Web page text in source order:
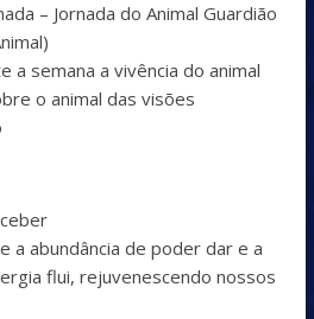
– Jornada do Animal Guardião
a semana a vivência do animal
o animal das visões
a abundância de poder dar e a
flui, rejuvenescendo nossos